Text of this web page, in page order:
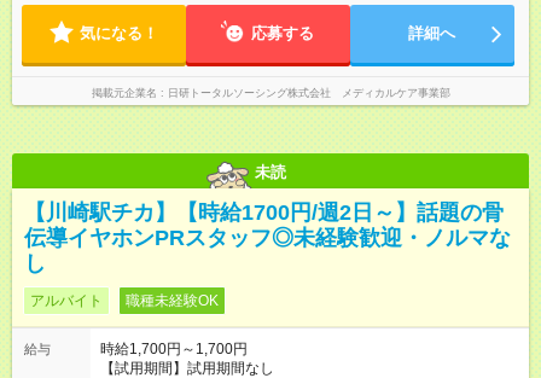
気になる！ 応募する 詳細へ
掲載元企業名 日研トータルソーシング株式会社 メディカルケア事業部
未読
【川崎駅チカ】【時給1700円/週2日～】話題の骨
伝導イヤホンPRスタッフ◎未経験歓迎・ノルマな
し
アルバイト 職種未経験OK
給与
時給1,700円～1,700円
【試用期間】試用期間なし